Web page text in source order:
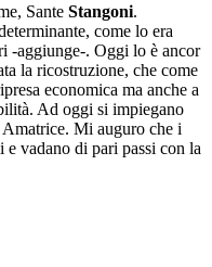
Sante Stangoni.
come lo era
-aggiunge-. Oggi lo è ancor
la ricostruzione, che come
economica ma anche a
Ad oggi si impiegano
Mi auguro che i
vadano di pari passi con la